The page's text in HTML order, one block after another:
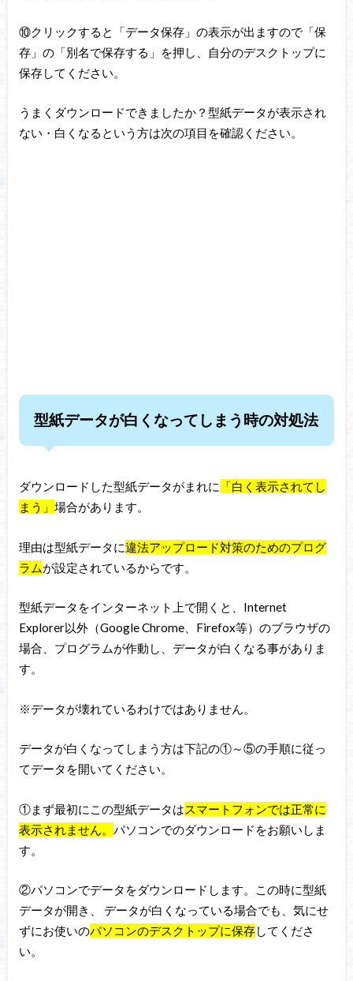
⑩クリックすると「データ保存」の表示が出ますので「保
存」の「別名で保存する」を押し、自分のデスクトップに
保存してください。
うまくダウンロードできましたか？型紙データが表示され
ない・白くなるという方は次の項目を確認ください。
型紙データが白くなってしまう時の対処法
ダウンロードした型紙データがまれに 「白く表示されてし
まう」 場合があります。
理由は型紙データに違法アップロード対策のためのプログ
ラムが設定されているからです。
型紙データをインターネット上で開くと、Internet
Explorer以外（Google Chrome、Firefox等）のブラウザの
場合、プログラムが作動し、データが白くなる事がありま
す。
※データが壊れているわけではありません。
データが白くなってしまう方は下記の①～⑤の手順に従っ
てデータを開いてください。
①まず最初にこの型紙データはスマートフォンでは正常に
表示されません。 パソコンでのダウンロードをお願いしま
す。
②パソコンでデータをダウンロードします。この時に型紙
データが開き、 データが白くなっている場合でも、気にせ
ずにお使いのパソコンのデスクトップに保存してくださ
い。